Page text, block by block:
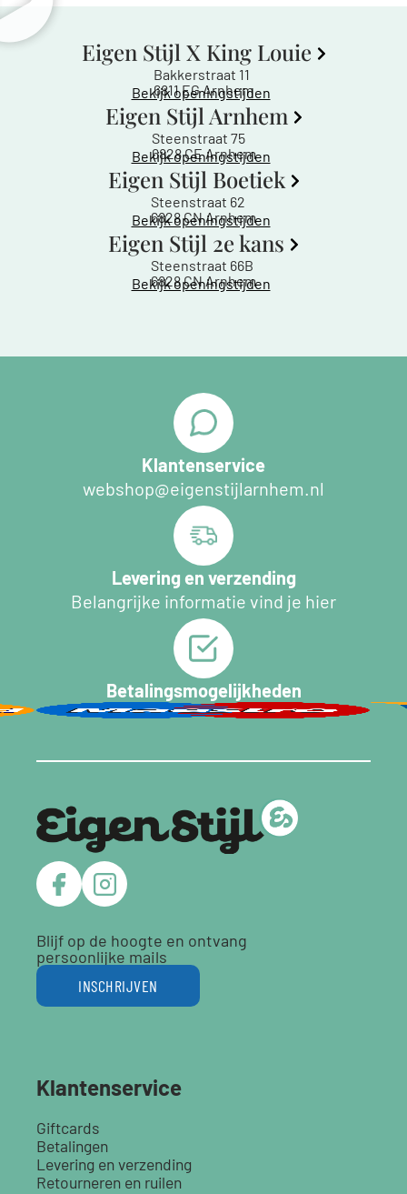
Eigen Stijl X King Louie
Bakkerstraat 11
6811 EG Arnhem
Bekijk openingstijden
Eigen Stijl Arnhem
Steenstraat 75
6828 CE Arnhem
Bekijk openingstijden
Eigen Stijl Boetiek
Steenstraat 62
6828 CN Arnhem
Bekijk openingstijden
Eigen Stijl 2e kans
Steenstraat 66B
6828 CN Arnhem
Bekijk openingstijden
Klantenservice
webshop@eigenstijlarnhem.nl
Levering en verzending
Belangrijke informatie vind je hier
Betalingsmogelijkheden
Blijf op de hoogte en ontvang
persoonlijke mails
INSCHRIJVEN
Klantenservice
Giftcards
Betalingen
Levering en verzending
Retourneren en ruilen